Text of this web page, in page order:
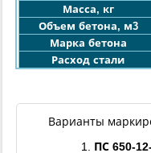
Масса, кг
Объем бетона, м3
Марка бетона
Расход стали
Варианты
1. ПС 650-12